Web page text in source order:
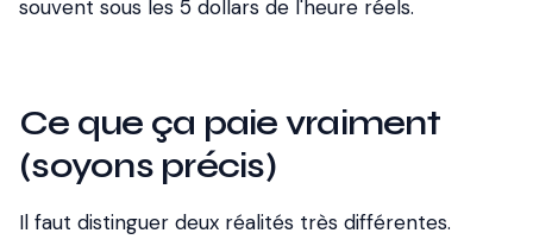
souvent sous les 5 dollars de l'heure réels.
Ce que ça paie vraiment
(soyons précis)
Il faut distinguer deux réalités très différentes.